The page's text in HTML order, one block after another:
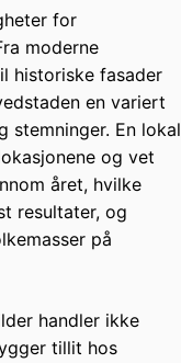
for
moderne
historiske fasader
en variert
stemninger. En lokal
og vet
året, hvilke
resultater, og
på
handler ikke
tillit hos